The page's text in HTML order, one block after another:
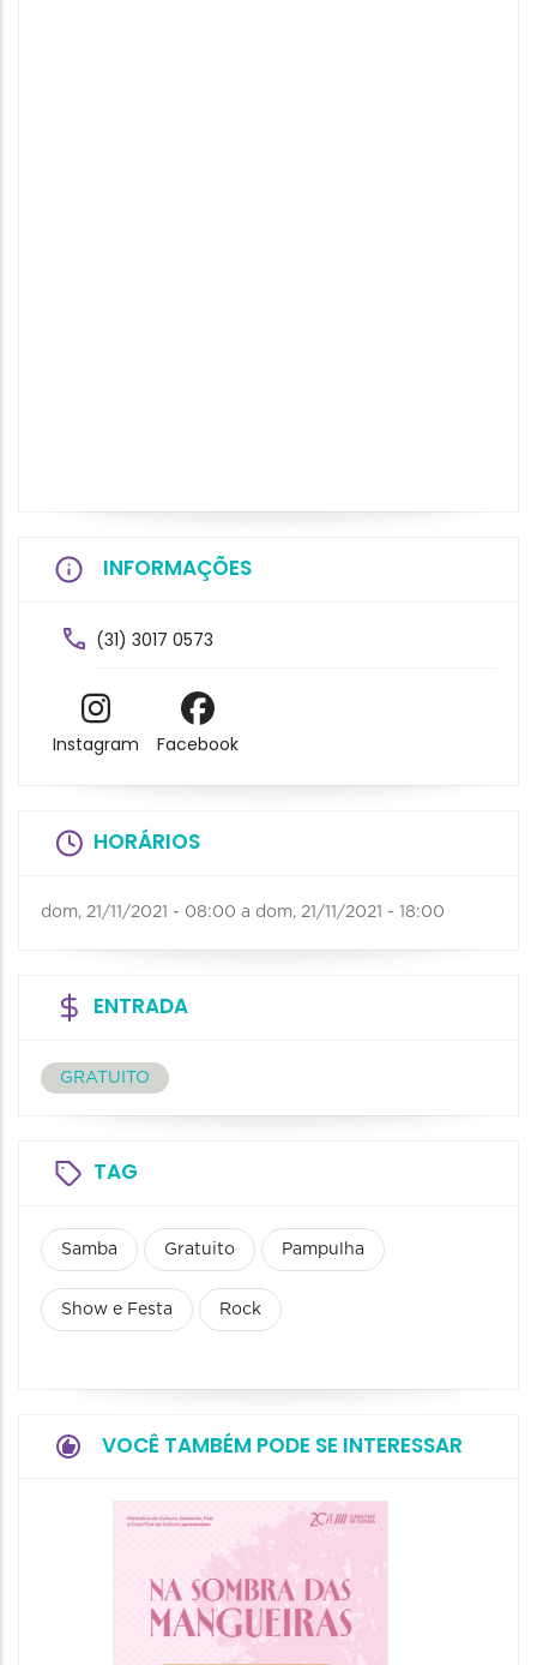
INFORMAÇÕES
(31) 3017 0573
Instagram Facebook
HORÁRIOS
dom, 21/11/2021 - 08:00 a dom, 21/11/2021 - 18:00
ENTRADA
GRATUITO
TAG
Samba Gratuito Pampulha
Show e Festa Rock
VOCÊ TAMBÉM PODE SE INTERESSAR